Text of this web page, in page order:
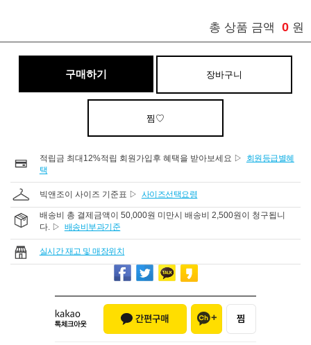
총 상품 금액 0 원
구매하기 장바구니
찜♡
적립금 최대12%적립 회원가입후 혜택을 받아보세요 ▷
회원등급별혜
택
빅앤조이 사이즈 기준표 ▷ 사이즈선택요령
배송비 총 결제금액이 50,000원 미만시 배송비 2,500원이 청구됩니
다. ▷ 배송비부과기준
실시간 재고 및 매장위치